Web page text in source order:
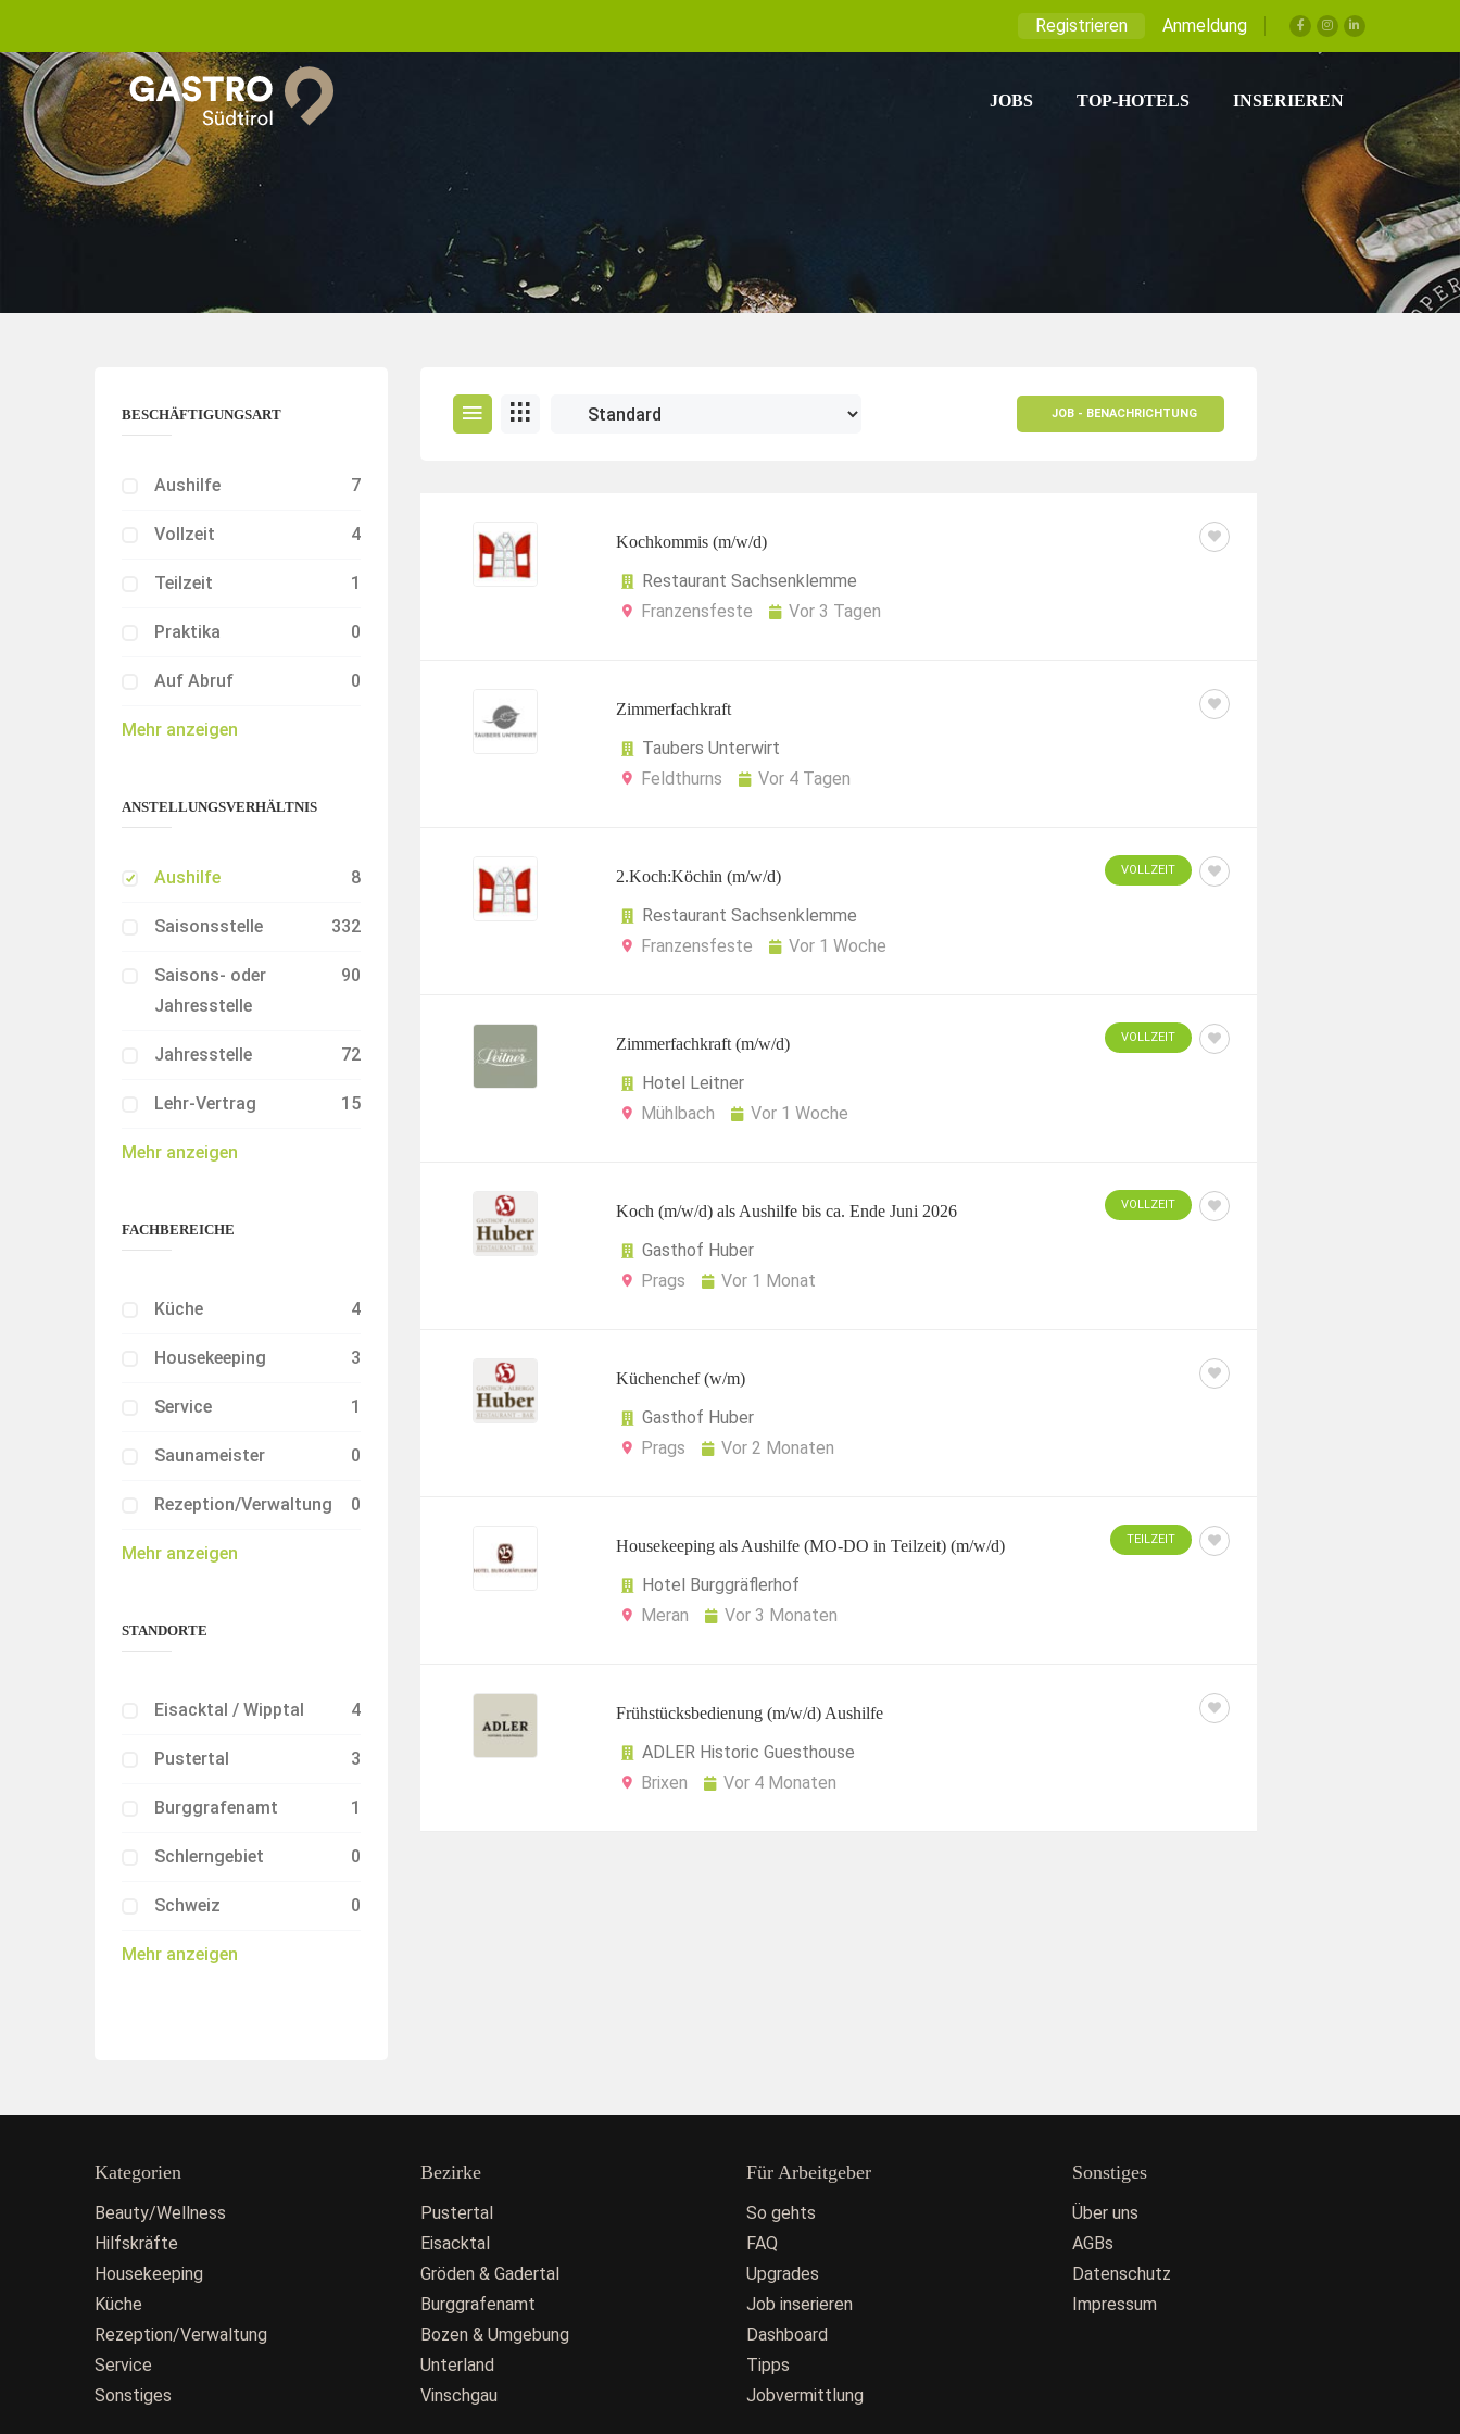
Registrieren Anmeldung
JOBS TOP-HOTELS INSERIEREN
BESCHÄFTIGUNGSART
Aushilfe 7
Vollzeit 4
Teilzeit 1
Praktika 0
Auf Abruf 0
Mehr anzeigen
ANSTELLUNGSVERHÄLTNIS
Aushilfe 8
Saisonsstelle 332
Saisons- oder
Jahresstelle
90
Jahresstelle 72
Lehr-Vertrag 15
Mehr anzeigen
FACHBEREICHE
Küche 4
Housekeeping 3
Service 1
Saunameister 0
Rezeption/Verwaltung 0
Mehr anzeigen
STANDORTE
Eisacktal / Wipptal 4
Pustertal 3
Burggrafenamt 1
Schlerngebiet 0
Schweiz 0
Mehr anzeigen
JOB - BENACHRICHTUNG
Kochkommis (m/w/d)
Restaurant Sachsenklemme
Franzensfeste
Vor 3 Tagen
Zimmerfachkraft
Taubers Unterwirt
Feldthurns
Vor 4 Tagen
2.Koch:Köchin (m/w/d)
Restaurant Sachsenklemme
Franzensfeste
Vor 1 Woche
VOLLZEIT
Zimmerfachkraft (m/w/d)
Hotel Leitner
Mühlbach
Vor 1 Woche
VOLLZEIT
Koch (m/w/d) als Aushilfe bis ca. Ende Juni 2026
Gasthof Huber
Prags
Vor 1 Monat
VOLLZEIT
Küchenchef (w/m)
Gasthof Huber
Prags
Vor 2 Monaten
Housekeeping als Aushilfe (MO-DO in Teilzeit) (m/w/d)
Hotel Burggräflerhof
Meran
Vor 3 Monaten
TEILZEIT
Frühstücksbedienung (m/w/d) Aushilfe
ADLER Historic Guesthouse
Brixen
Vor 4 Monaten
Kategorien
Beauty/Wellness
Hilfskräfte
Housekeeping
Küche
Rezeption/Verwaltung
Service
Sonstiges
Bezirke
Pustertal
Eisacktal
Gröden & Gadertal
Burggrafenamt
Bozen & Umgebung
Unterland
Vinschgau
Für Arbeitgeber
So gehts
FAQ
Upgrades
Job inserieren
Dashboard
Tipps
Jobvermittlung
Sonstiges
Über uns
AGBs
Datenschutz
Impressum